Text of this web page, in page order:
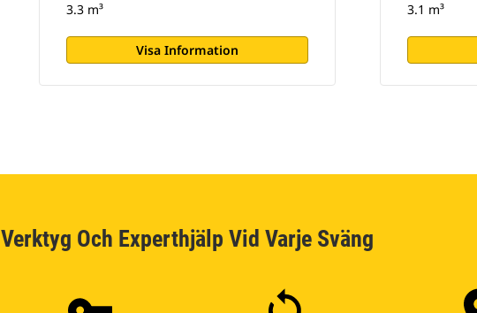
3.3 m³
Visa Information
3.1 m³
Verktyg Och Experthjälp Vid Varje Sväng